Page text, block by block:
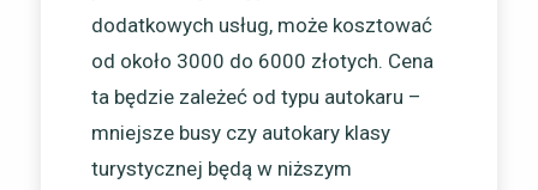
dodatkowych usług, może kosztować
od około 3000 do 6000 złotych. Cena
ta będzie zależeć od typu autokaru –
mniejsze busy czy autokary klasy
turystycznej będą w niższym